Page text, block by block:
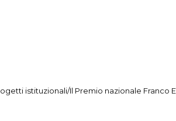
istituzionali/Il Premio nazionale Franco